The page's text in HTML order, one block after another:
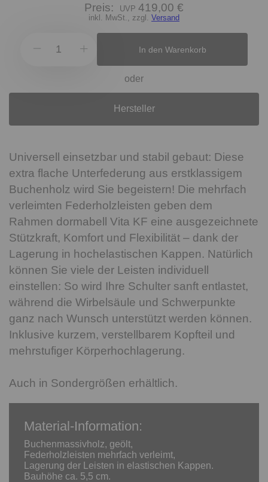
Preis: 419,00 €
inkl. MwSt., zzgl. Versand
In den Warenkorb
oder
Hersteller
Universell einsetzbar und stabil gebaut: Diese
extra flache Unterfederung aus erstklassigem
Buchenholz wird Sie begeistern! Die mehrfach
verleimten Federholzleisten geben dem
Rahmen dormabell Vita KF eine ausgezeichnete
Stützkraft, Komfort und Flexibilität – dank der
Lagerung in hochelastischen Kappen. Natürlich
können Sie viele der Leisten individuell
einstellen: So wird Ihre Schulter sanft entlastet,
während die Wirbelsäule und Schwerpunkte
ganz nach Wunsch unterstützt werden können.
Inklusive kurzem, verstellbarem Kopfteil und
mehrstufiger Körperhochlagerung.
Auch in Sondergrößen erhältlich.
Material-Information:
Buchenmassivholz, geölt,
Federholzleisten mehrfach verleimt,
Lagerung der Leisten in elastischen Kappen.
Bauhöhe ca. 5,5 cm.